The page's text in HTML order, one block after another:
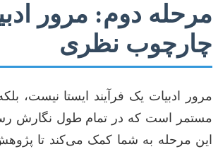
مرحله دوم: مرور
چارچوب نظری
مرور ادبیات یک فرآیند ایستا نیست،
مستمر است که در تمام طول نگارش
این مرحله به شما کمک می‌کند تا